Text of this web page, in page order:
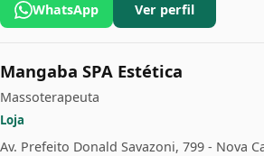
WhatsApp Ver perfil
Mangaba SPA Estética
Massoterapeuta
Loja
Av. Prefeito Donald Savazoni, 799 - Nova